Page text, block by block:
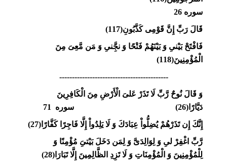
سوره 26
قَالَ رَبّ‏ِ إِنَّ قَوْمِى كَذَّبُونِ(117)
فَافْتَحْ بَيْنىِ وَ بَيْنَهُمْ فَتْحًا وَ نجَِّنىِ وَ مَن مَّعِىَ مِنَ
الْمُؤْمِنِينَ(118)
-------------------------------------------
وَ قَالَ نُوحٌ رَّبّ‏ِ لَا تَذَرْ عَلىَ الْأَرْضِ مِنَ الْكَافِرِينَ
دَيَّارًا(26) سوره 71
إِنَّكَ إِن تَذَرْهُمْ يُضِلُّواْ عِبَادَكَ وَ لَا يَلِدُواْ إِلَّا فَاجِرًا كَفَّارًا(27)
رَّبّ‏ِ اغْفِرْ لىِ وَ لِوَالِدَىَّ وَ لِمَن دَخَلَ بَيْتىِ‏َ مُؤْمِنًا وَ
لِلْمُؤْمِنِينَ وَ الْمُؤْمِنَاتِ وَ لَا تَزِدِ الظَّالِمِينَ إِلَّا تَبَارَا(28)